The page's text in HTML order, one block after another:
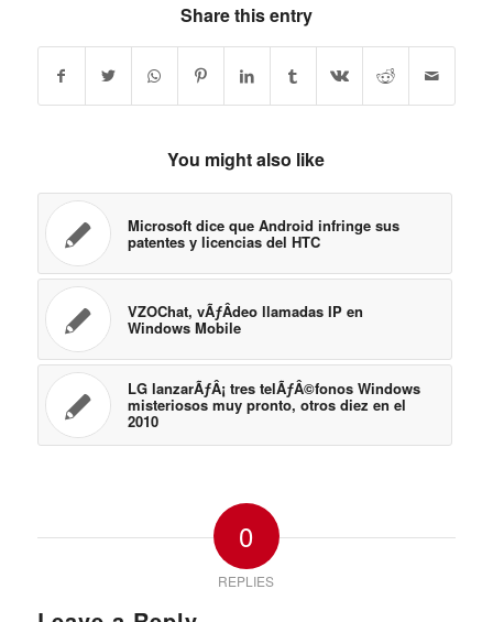
Share this entry
You might also like
Microsoft dice que Android infringe sus
patentes y licencias del HTC
VZOChat, vÃƒÂ­deo llamadas IP en
Windows Mobile
LG lanzarÃƒÂ¡ tres telÃƒÂ©fonos Windows
misteriosos muy pronto, otros diez en el
2010
0
REPLIES